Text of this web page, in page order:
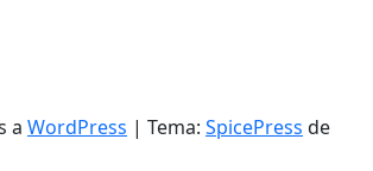
a WordPress | Tema: SpicePress de